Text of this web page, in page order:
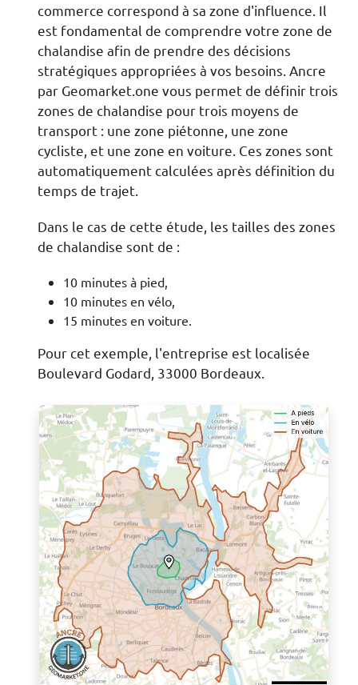
commerce correspond à sa zone d'influence. Il
est fondamental de comprendre votre zone de
chalandise afin de prendre des décisions
stratégiques appropriées à vos besoins. Ancre
par Geomarket.one vous permet de définir trois
zones de chalandise pour trois moyens de
transport : une zone piétonne, une zone
cycliste, et une zone en voiture. Ces zones sont
automatiquement calculées après définition du
temps de trajet.
Dans le cas de cette étude, les tailles des zones
de chalandise sont de :
10 minutes à pied,
10 minutes en vélo,
15 minutes en voiture.
Pour cet exemple, l'entreprise est localisée
Boulevard Godard, 33000 Bordeaux.